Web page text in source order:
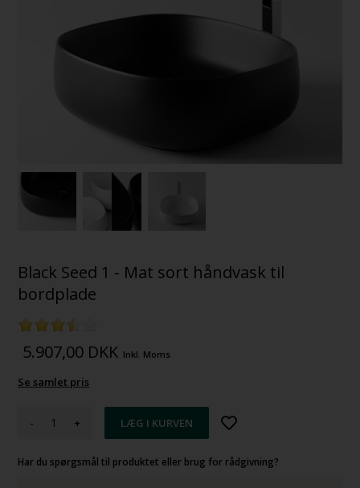
Black Seed 1 - Mat sort håndvask til
bordplade
5.907,00 DKK Inkl. Moms
Se samlet pris
- +
Har du spørgsmål til produktet eller brug for rådgivning?